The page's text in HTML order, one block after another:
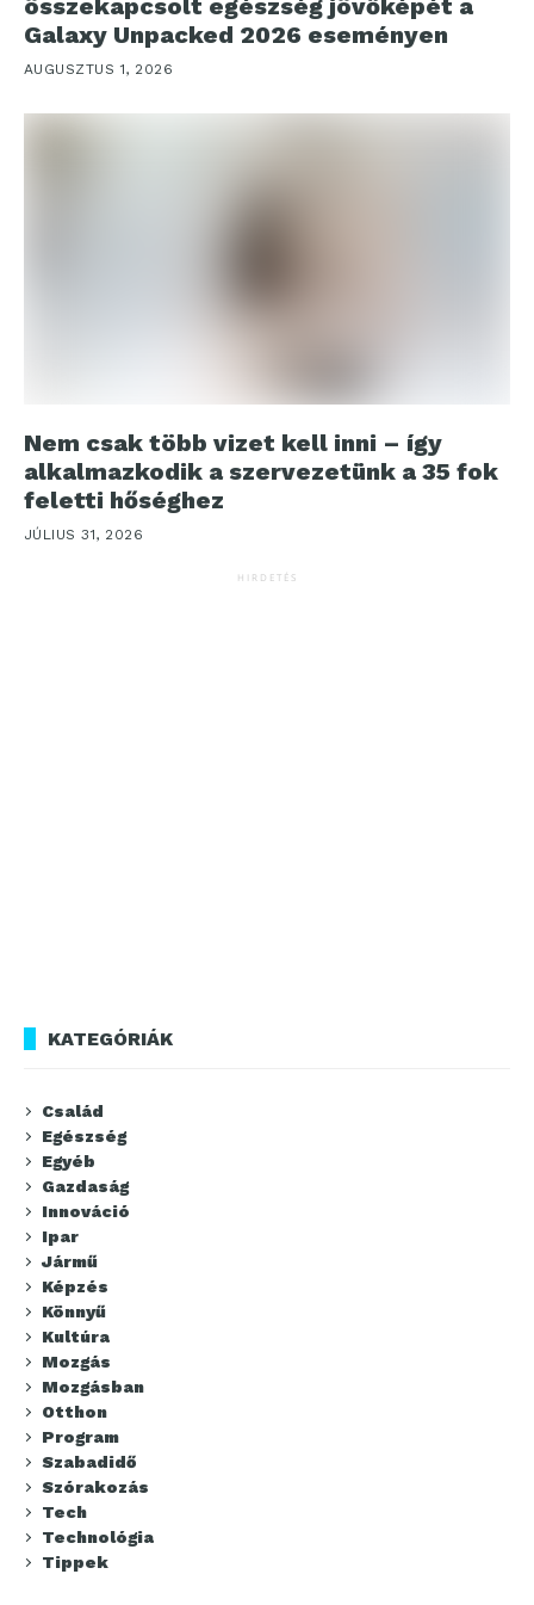
Galaxy Unpacked 2026 eseményen
AUGUSZTUS 1, 2026
Nem csak több vizet kell inni – így
alkalmazkodik a szervezetünk a 35 fok
feletti hőséghez
JÚLIUS 31, 2026
HIRDETÉS
KATEGÓRIÁK
Család
Egészség
Egyéb
Gazdaság
Innováció
Ipar
Jármű
Képzés
Könnyű
Kultúra
Mozgás
Mozgásban
Otthon
Program
Szabadidő
Szórakozás
Tech
Technológia
Tippek